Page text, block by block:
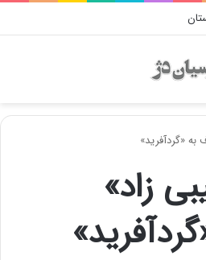
به «گردآفرید»
زاد»